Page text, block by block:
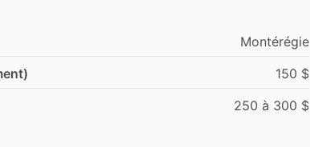
Montérégie
150 $
250 à 300 $